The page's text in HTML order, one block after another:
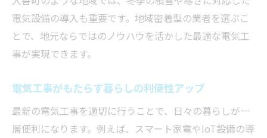
電気設備の導入も重要です。地域密着型の業者を選ぶこ
とで、地元ならではのノウハウを活かした最適な電気工
事が実現できます。
電気工事がもたらす暮らしの利便性アップ
最新の電気工事を適切に行うことで、日々の暮らしが一
層便利になります。例えば、スマート家電やIoT設備の導